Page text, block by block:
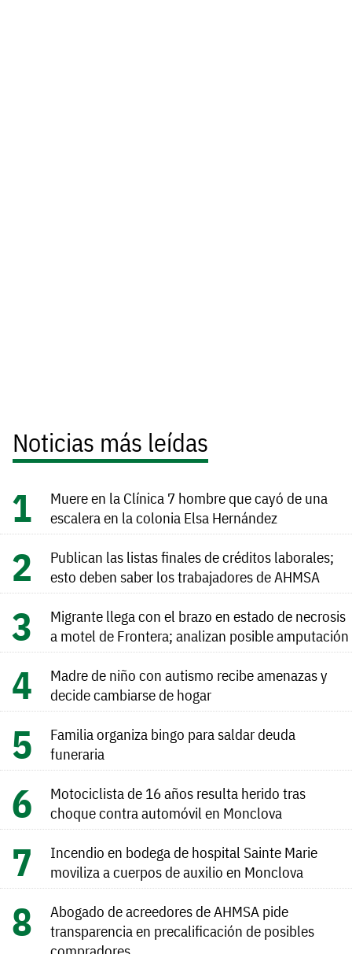
Noticias más leídas
Muere en la Clínica 7 hombre que cayó de una
escalera en la colonia Elsa Hernández
Publican las listas finales de créditos laborales;
esto deben saber los trabajadores de AHMSA
Migrante llega con el brazo en estado de necrosis
a motel de Frontera; analizan posible amputación
Madre de niño con autismo recibe amenazas y
decide cambiarse de hogar
Familia organiza bingo para saldar deuda
funeraria
Motociclista de 16 años resulta herido tras
choque contra automóvil en Monclova
Incendio en bodega de hospital Sainte Marie
moviliza a cuerpos de auxilio en Monclova
Abogado de acreedores de AHMSA pide
transparencia en precalificación de posibles